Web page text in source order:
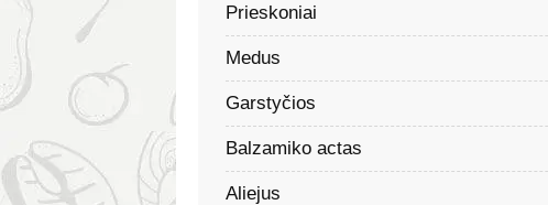
Prieskoniai
Medus
Garstyčios
Balzamiko actas
Aliejus